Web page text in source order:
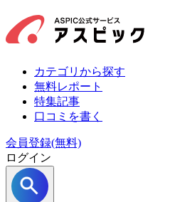
カテゴリから探す
無料レポート
特集記事
口コミを書く
会員登録(無料)
ログイン